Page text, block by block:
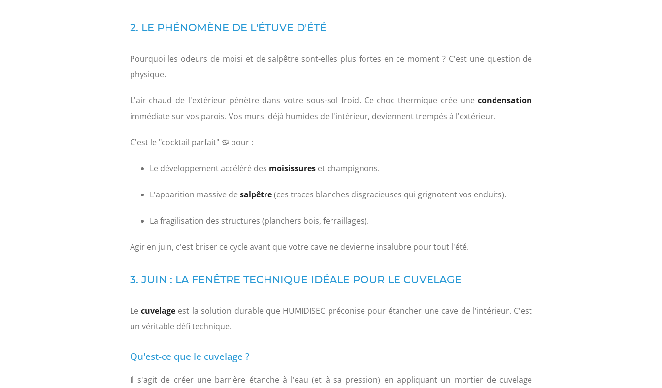
2. LE PHÉNOMÈNE DE L'ÉTUVE D'ÉTÉ
Pourquoi les odeurs de moisi et de salpêtre sont-elles plus fortes en ce moment ? C'est une question de
physique.
L'air chaud de l'extérieur pénètre dans votre sous-sol froid. Ce choc thermique crée unecondensation
immédiate sur vos parois. Vos murs, déjà humides de l'intérieur, deviennent trempés à l'extérieur.
C'est le "cocktail parfait" 🦠 pour :
Le développement accéléré des moisissureset champignons.
L'apparition massive de salpêtre(ces traces blanches disgracieuses qui grignotent vos enduits).
La fragilisation des structures (planchers bois, ferraillages).
Agir en juin, c'est briser ce cycle avant que votre cave ne devienne insalubre pour tout l'été.
3. JUIN : LA FENÊTRE TECHNIQUE IDÉALE POUR LE CUVELAGE
Lecuvelage est la solution durable que HUMIDISEC préconise pour étancher une cave de l'intérieur. C'est
un véritable défi technique.
Qu'est-ce que le cuvelage ?
Il s'agit de créer une barrière étanche à l'eau (et à sa pression) en appliquant un mortier de cuvelage